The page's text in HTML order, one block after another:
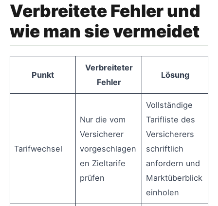
Verbreitete Fehler und
wie man sie vermeidet
Punkt
Verbreiteter
Fehler
Lösung
Tarifwechsel
Nur die vom
Versicherer
vorgeschlagen
en Zieltarife
prüfen
Vollständige
Tarifliste des
Versicherers
schriftlich
anfordern und
Marktüberblick
einholen